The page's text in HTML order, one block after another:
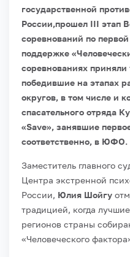
государственной
России,прошел III этап
соревнований по
поддержке
соревнованиях
победившие на этапах
округов, в том числе и
спасательного отряда
«Save», занявшие
соответственно, в ЮФО.
Заместитель главного
Центра экстренной
России, Юлия Шойгу
традицией, когда
регионов страны
«Человеческого